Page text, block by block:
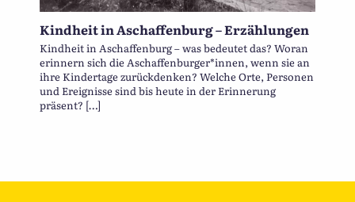
Kindheit in Aschaffenburg – Erzählungen
Kindheit in Aschaffenburg – was bedeutet das? Woran
erinnern sich die Aschaffenburger*innen, wenn sie an
ihre Kindertage zurückdenken? Welche Orte, Personen
und Ereignisse sind bis heute in der Erinnerung
präsent? […]